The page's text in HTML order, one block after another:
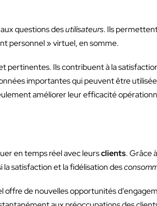
questions desutilisateurs. Ils
personnel » virtuel, en somme.
pertinentes. Ils contribuent à la
importantes qui peuvent être
améliorer leur efficacité
en temps réel avec leursclients. Grâce
satisfaction et la fidélisation des
offre de nouvelles opportunités